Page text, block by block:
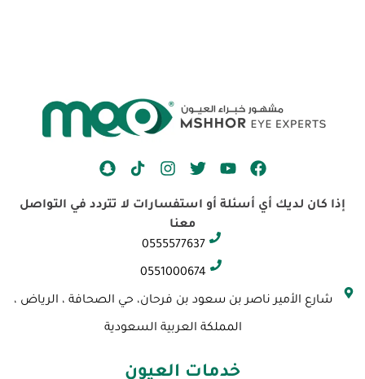
F
c
Y
u
u
e
T
i
t
t
r
I
s
a
r
m
S
a
إذا كان لديك أي أسئلة أو استفسارات لا تتردد في التواصل
معنا
0555577637
0551000674
شارع الأمير ناصر بن سعود بن فرحان، حي الصحافة ، الرياض ،
المملكة العربية السعودية
خدمات العيون